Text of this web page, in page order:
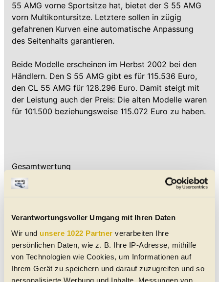
Verantwortungsvoller Umgang mit Ihren Daten
Wir und unsere 1022 Partner verarbeiten Ihre
persönlichen Daten, wie z. B. Ihre IP-Adresse, mithilfe
von Technologien wie Cookies, um Informationen auf
Ihrem Gerät zu speichern und darauf zuzugreifen und so
personalisierte Werbung und Inhalte, Messungen von
55 AMG vorne Sportsitze hat, bietet der S 55 AMG
vorn Multikontursitze. Letztere sollen in zügig
gefahrenen Kurven eine automatische Anpassung
des Seitenhalts garantieren.
Beide Modelle erscheinen im Herbst 2002 bei den
Händlern. Den S 55 AMG gibt es für 115.536 Euro,
den CL 55 AMG für 128.296 Euro. Damit steigt mit
der Leistung auch der Preis: Die alten Modelle waren
für 101.500 beziehungsweise 115.072 Euro zu haben.
Gesamtwertung